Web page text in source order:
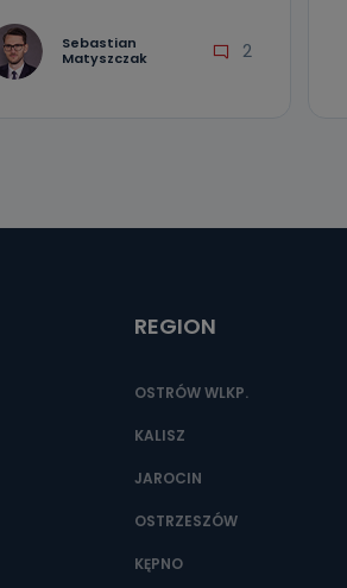
Sebastian
Matyszczak
2
REGION
OSTRÓW WLKP.
KALISZ
JAROCIN
OSTRZESZÓW
KĘPNO